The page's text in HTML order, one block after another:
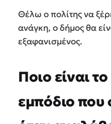
Θέλω ο πολίτης να
ανάγκη, ο δήμος θα
εξαφανισμένος.
Ποιο είναι
εμπόδιο που